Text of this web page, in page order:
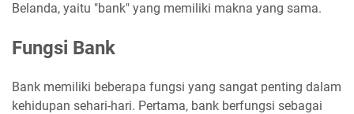
Belanda, yaitu "bank" yang memiliki makna yang sama.
Fungsi Bank
Bank memiliki beberapa fungsi yang sangat penting dalam
kehidupan sehari-hari. Pertama, bank berfungsi sebagai